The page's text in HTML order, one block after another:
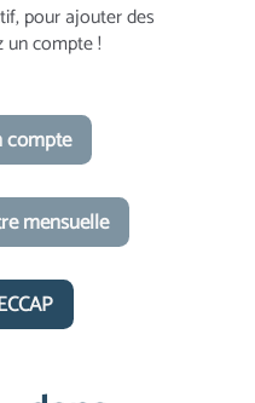
pour ajouter des
un compte !
compte
mensuelle